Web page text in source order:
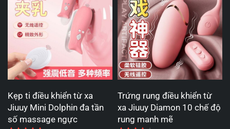
Kẹp ti điều khiển từ xa
Jiuuy Mini Dolphin đa tần
số massage ngực
Trứng rung điều khiển từ
xa Jiuuy Diamon 10 chế độ
rung manh mẽ